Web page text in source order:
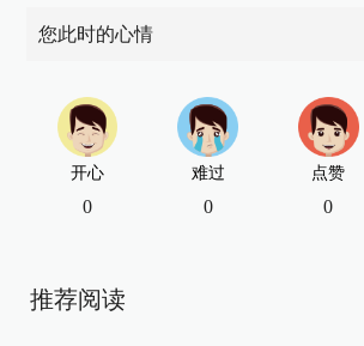
您此时的心情
开心
0
难过
0
点赞
0
推荐阅读